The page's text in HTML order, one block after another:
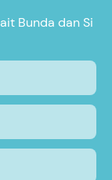
Bunda dan Si